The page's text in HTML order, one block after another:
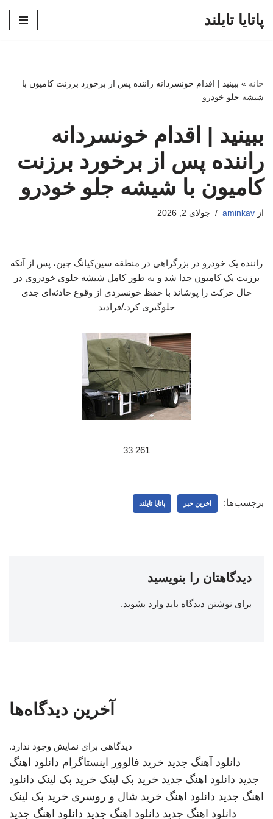
پاتایا تایلند
خانه » ببینید | اقدام خونسردانه راننده پس از برخورد برزنت کامیون با
شیشه جلو خودرو
ببینید | اقدام خونسردانه
راننده پس از برخورد برزنت
کامیون با شیشه جلو خودرو
از aminkav جولای 2, 2026
راننده یک خودرو در بزرگراهی در منطقه سین‌کیانگ چین، پس از آنکه
برزنت یک کامیون جدا شد و به طور کامل شیشه جلوی خودروی در
حال حرکت را پوشاند با حفظ خونسردی از وقوع حادثه‌ای جدی
جلوگیری کرد./فرادید
261 33
برچسب‌ها: اخرین خبر پاتایا تایلند
دیدگاهتان را بنویسید
برای نوشتن دیدگاه باید وارد بشوید.
آخرین دیدگاه‌ها
دیدگاهی برای نمایش وجود ندارد.
دانلود آهنگ جدید خرید فالوور اینستاگرام دانلود اهنگ
جدید دانلود اهنگ جدید خرید بک لینک خرید بک لینک دانلود
اهنگ جدید دانلود اهنگ خرید شال و روسری خرید بک لینک
دانلود اهنگ جدید دانلود اهنگ جدید دانلود اهنگ جدید